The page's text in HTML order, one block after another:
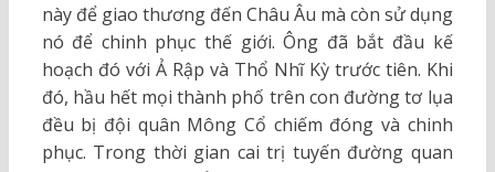
này để giao thương đến Châu Âu mà còn sử dụng
nó để chinh phục thế giới. Ông đã bắt đầu kế
hoạch đó với Ả Rập và Thổ Nhĩ Kỳ trước tiên. Khi
đó, hầu hết mọi thành phố trên con đường tơ lụa
đều bị đội quân Mông Cổ chiếm đóng và chinh
phục. Trong thời gian cai trị tuyến đường quan